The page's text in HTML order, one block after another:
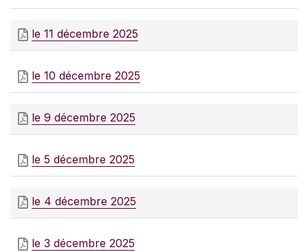
le 11 décembre 2025
le 10 décembre 2025
le 9 décembre 2025
le 5 décembre 2025
le 4 décembre 2025
le 3 décembre 2025